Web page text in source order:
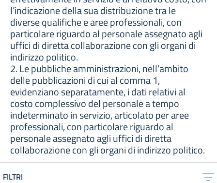
l’indicazione della sua distribuzione tra le
diverse qualifiche e aree professionali, con
particolare riguardo al personale assegnato agli
uffici di diretta collaborazione con gli organi di
indirizzo politico.
2. Le pubbliche amministrazioni, nell’ambito
delle pubblicazioni di cui al comma 1,
evidenziano separatamente, i dati relativi al
costo complessivo del personale a tempo
indeterminato in servizio, articolato per aree
professionali, con particolare riguardo al
personale assegnato agli uffici di diretta
collaborazione con gli organi di indirizzo politico.
FILTRI